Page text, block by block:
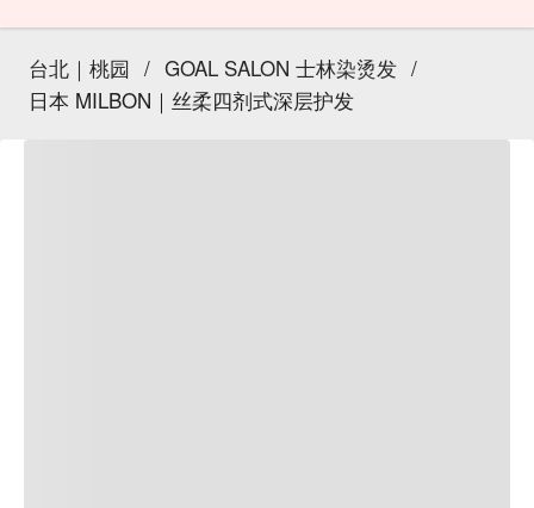
台北｜桃园 / GOAL SALON 士林染烫发 /
日本 MILBON｜丝柔四剂式深层护发